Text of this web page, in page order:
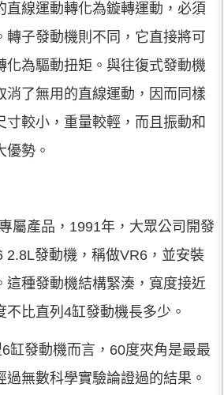
直線運動轉化為鏇轉運動，必須
子發動機則不同，它直接將可
化為驅動扭矩。與往復式發動機
消了無用的直線運動，因而同樣
寸較小，重量較輕，而且振動和
優勢。
屬產品，1991年，大眾公司開發
2.8L發動機，稱做VR6，並安裝
這種發動機結構緊湊，寬度接近
不比直列4缸發動機長多少。
缸發動機而言，60度夾角是最最
過無數科學實驗論證過的結果。